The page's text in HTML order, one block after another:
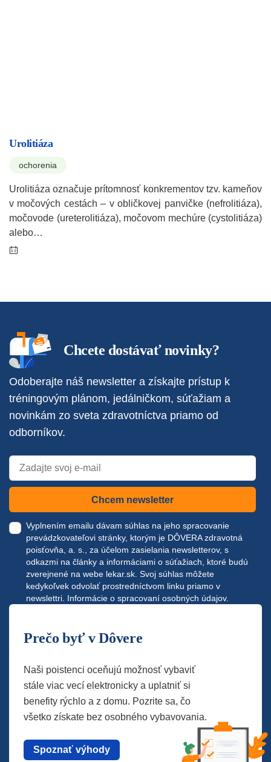
Urolitiáza
ochorenia
Urolitiáza označuje prítomnosť konkrementov tzv. kameňov
v močových cestách – v obličkovej panvičke (nefrolitiáza),
močovode (ureterolitiáza), močovom mechúre (cystolitiáza)
alebo…
Chcete dostávať novinky?
Odoberajte náš newsletter a získajte prístup k
tréningovým plánom, jedálničkom, súťažiam a
novinkám zo sveta zdravotníctva priamo od
odborníkov.
Chcem newsletter
Vyplnením emailu dávam súhlas na jeho spracovanie
prevádzkovateľovi stránky, ktorým je DÔVERA zdravotná
poisťovňa, a. s., za účelom zasielania newsletterov, s
odkazmi na články a informáciami o súťažiach, ktoré budú
zverejnené na webe lekar.sk . Svoj súhlas môžete
kedykoľvek odvolať prostredníctvom linku priamo v
newslettri. Informácie o spracovaní osobných údajov.
Prečo byť v Dôvere
Naši poistenci oceňujú možnosť vybaviť
stále viac vecí elektronicky a uplatniť si
benefity rýchlo a z domu. Pozrite sa, čo
všetko získate bez osobného vybavovania.
Spoznať výhody